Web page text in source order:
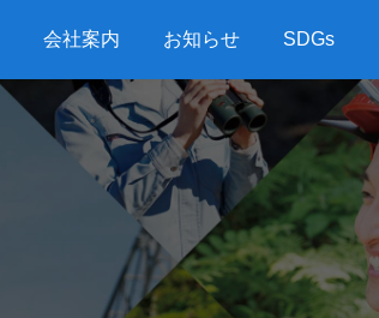
会社案内 お知らせ SDGs